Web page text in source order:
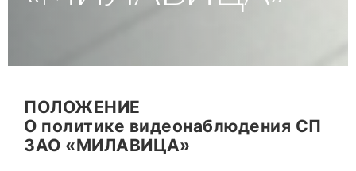
ПОЛОЖЕНИЕ
О политике видеонаблюдения СП
ЗАО «МИЛАВИЦА»